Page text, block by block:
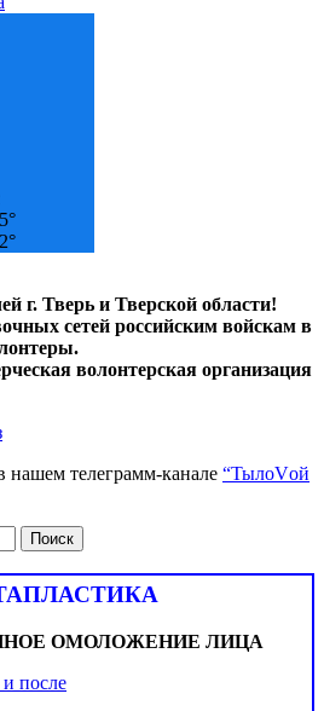
г. Тверь и Тверской области!
сетей российским войскам в
волонтерская организация
телеграмм-канале “ТылоVой
ОМОЛОЖЕНИЕ ЛИЦА